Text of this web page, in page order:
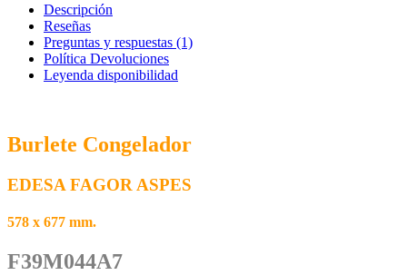
Descripción
Reseñas
Preguntas y respuestas (1)
Política Devoluciones
Leyenda disponibilidad
Burlete Congelador
EDESA FAGOR ASPES
578 x 677 mm.
F39M044A7